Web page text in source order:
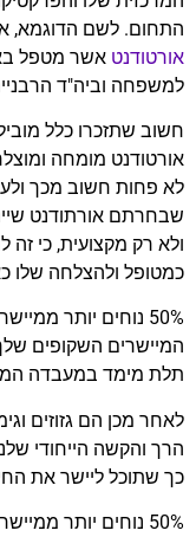
התחום. לשם הדוגמא,
אורטודנט אשר מטפל
למשפחה וביה"ד
חשוב שתזכרו כלל
אורטודנט מומחה
לא פחות חשוב מכך
שבחרתם אורתודנט
ולא רק מקצועית, כי
כמטופל ולהצלחה שלו
50% נוחים יותר ממיישרים רגילים. זול ב-70%.
המיישרים השקופים
תלת מימד במעבדה
לאחר מכן הם גזוזים
הרך והקשה הייחודי
כך שתוכל ליישר את